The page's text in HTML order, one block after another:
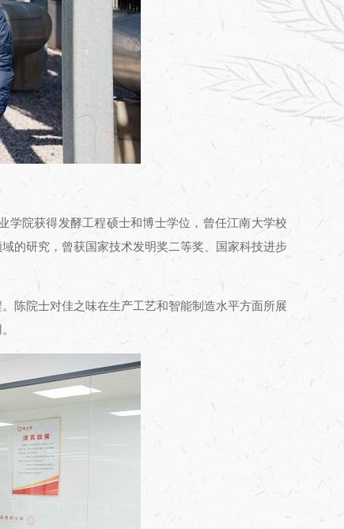
学院获得发酵工程硕士和博士学位，曾任江南大学校
的研究，曾获国家技术发明奖二等奖、国家科技进步
陈院士对佳之味在生产工艺和智能制造水平方面所展